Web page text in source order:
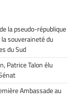
la pseudo-république
souveraineté du
du Sud
Patrice Talon élu
Ambassade au